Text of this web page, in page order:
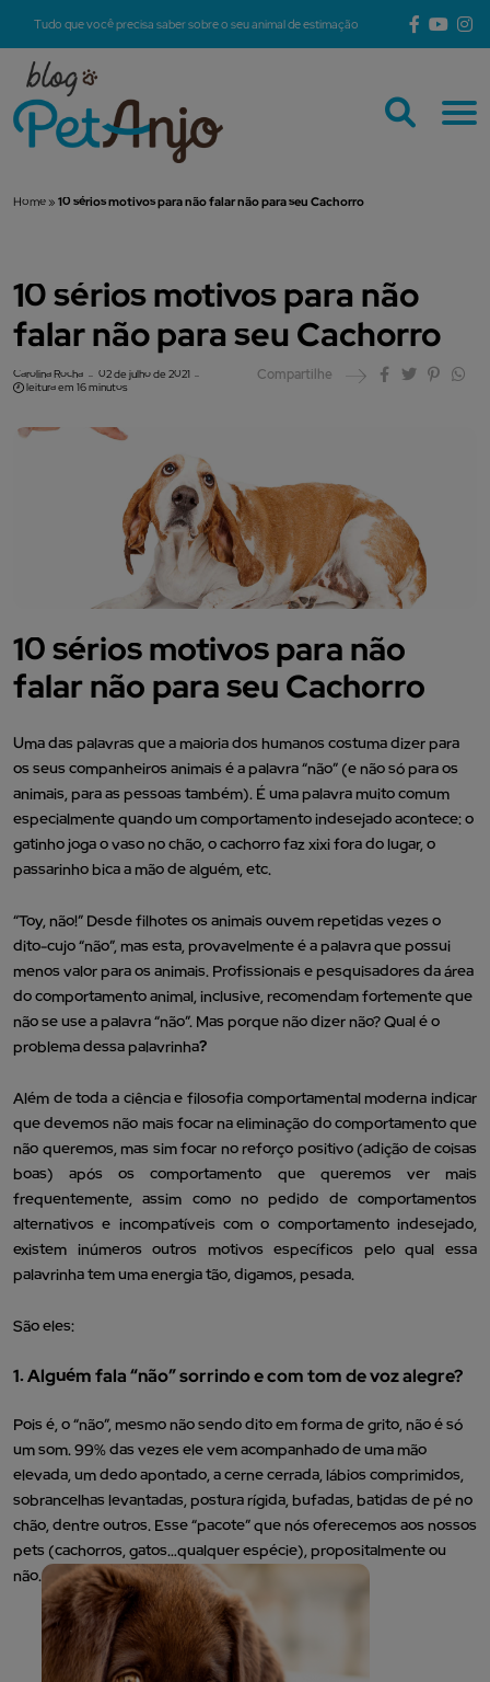
Tudo que você precisa saber sobre o seu animal de estimação
Home » 10 sérios motivos para não falar não para seu Cachorro
10 sérios motivos para não
falar não para seu Cachorro
Carolina Rocha
02 de julho de 2021
leitura em 16 minutos
Compartilhe
10 sérios motivos para não
falar não para seu Cachorro
Uma das palavras que a maioria dos humanos costuma dizer para
os seus companheiros animais é a palavra “não” (e não só para os
animais, para as pessoas também). É uma palavra muito comum
especialmente quando um comportamento indesejado acontece: o
gatinho joga o vaso no chão, o cachorro faz xixi fora do lugar, o
passarinho bica a mão de alguém, etc.
“Toy, não!” Desde filhotes os animais ouvem repetidas vezes o
dito-cujo “não”, mas esta, provavelmente é a palavra que possui
menos valor para os animais. Profissionais e pesquisadores da área
do comportamento animal, inclusive, recomendam fortemente que
não se use a palavra “não”. Mas porque não dizer não? Qual é o
problema dessa palavrinha?
Além de toda a ciência e filosofia comportamental moderna indicar
que devemos não mais focar na eliminação do comportamento que
não queremos, mas sim focar no reforço positivo (adição de coisas
boas) após os comportamento que queremos ver mais
frequentemente, assim como no pedido de comportamentos
alternativos e incompatíveis com o comportamento indesejado,
existem inúmeros outros motivos específicos pelo qual essa
palavrinha tem uma energia tão, digamos, pesada.
São eles:
1. Alguém fala “não” sorrindo e com tom de voz alegre?
Pois é, o “não”, mesmo não sendo dito em forma de grito, não é só
um som. 99% das vezes ele vem acompanhado de uma mão
elevada, um dedo apontado, a cerne cerrada, lábios comprimidos,
sobrancelhas levantadas, postura rígida, bufadas, batidas de pé no
chão, dentre outros. Esse “pacote” que nós oferecemos aos nossos
pets (cachorros, gatos…qualquer espécie), propositalmente ou
não.